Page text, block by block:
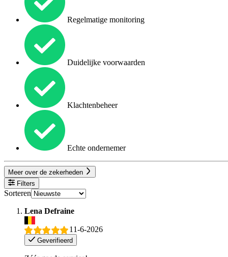
Regelmatige monitoring
Duidelijke voorwaarden
Klachtenbeheer
Echte ondernemer
Meer over de zekerheden
Filters
Sorteren
Lena Defraine
11-6-2026
Geverifieerd